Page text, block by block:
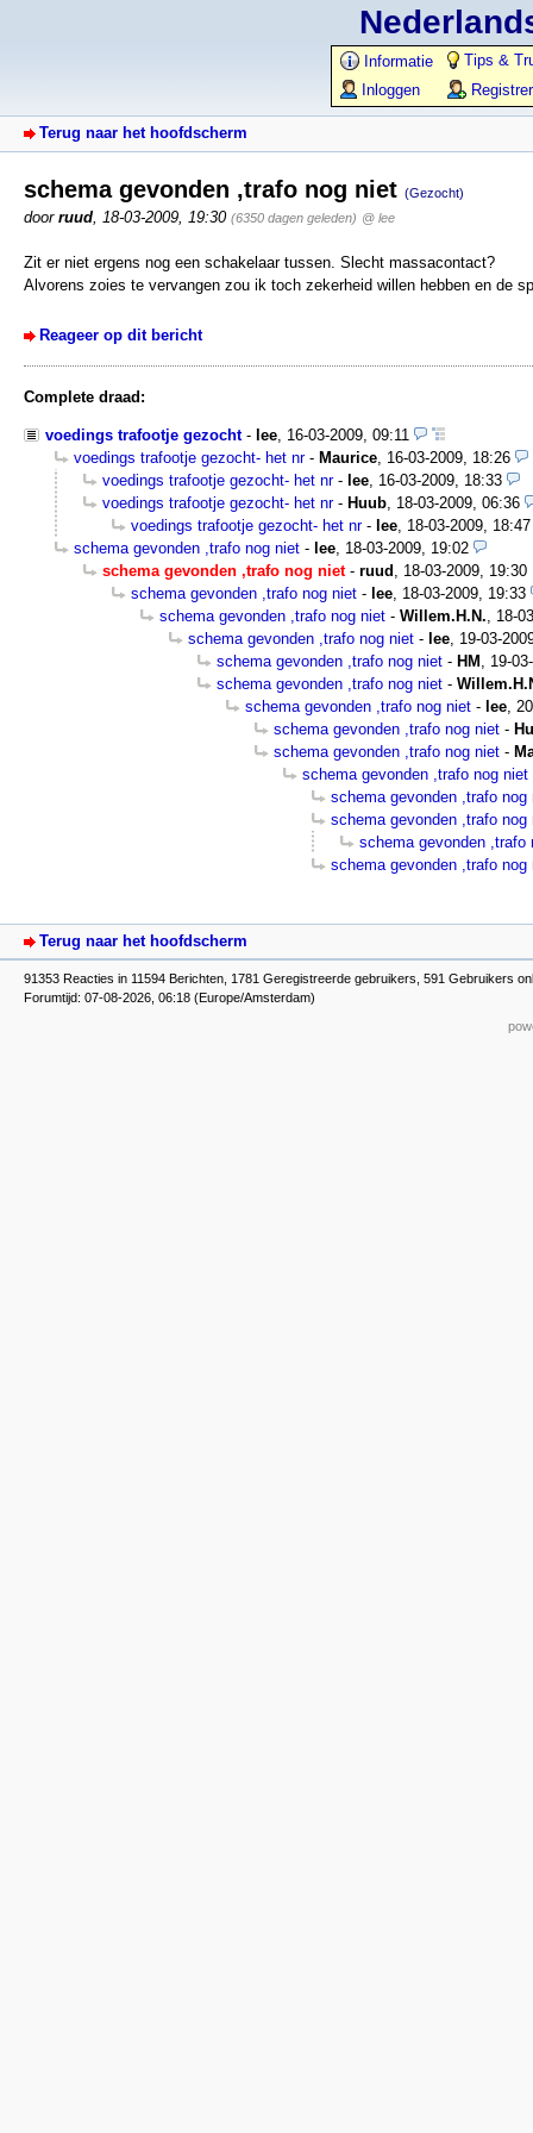
Informatie
Tips &
Inloggen
Terug naar het hoofdscherm
schema gevonden ,trafo nog niet (Gezocht)
door ruud 18-03-2009, 19:30 (6350 dagen geleden) @ lee
Zit er niet ergens nog een schakelaar tussen. Slecht massacontact?
Alvorens zoies te vervangen zou ik toch zekerheid willen hebben en de
Reageer op dit bericht
Complete draad:
voedings trafootje gezocht- lee 16-03-2009, 09:11
voedings trafootje gezocht- het nr- Maurice 16-03-2009, 18:26
voedings trafootje gezocht- het nr- lee 16-03-2009, 18:33
voedings trafootje gezocht- het nr- Huub 18-03-2009, 06:36
voedings trafootje gezocht- het nr- lee 18-03-2009, 18:47
schema gevonden ,trafo nog niet - lee 18-03-2009, 19:02
schema gevonden ,trafo nog niet- ruud
18-03-2009, 19:30
schema gevonden ,trafo nog niet - lee 18-03-2009, 19:33
schema gevonden ,trafo nog niet - Willem.H.N.
18-
schema gevonden ,trafo nog niet - lee 19-03-
schema gevonden ,trafo nog niet - HM
19-
schema gevonden ,trafo nog niet -
schema gevonden ,trafo nog niet - lee
schema gevonden ,trafo nog niet -
schema gevonden ,trafo nog niet -
schema gevonden ,trafo nog niet
schema gevonden ,trafo nog
schema gevonden ,trafo nog
schema gevonden ,trafo
schema gevonden ,trafo nog
Terug naar het hoofdscherm
91353 Reacties in 11594 Berichten, 1781 Geregistreerde gebruikers, 591 Gebruikers
Forumtijd: 07-08-2026, 06:18 (Europe/Amsterdam)